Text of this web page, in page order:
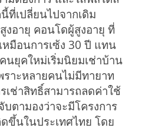
ที่เปลี่ยนไปจากเดิม
งอายุ คอนโดผู้สูงอายุ ที่
มือนการเซ้ง 30 ปี แทน
นยุคใหม่เริ่มนิยมเช่าบ้าน
ราะหลายคนไม่มีทายาท
เช่าสิทธิ์สามารถลดค่าใช้
บตามองว่าจะมีโครงการ
ขึ้นในประเทศไทย โดย